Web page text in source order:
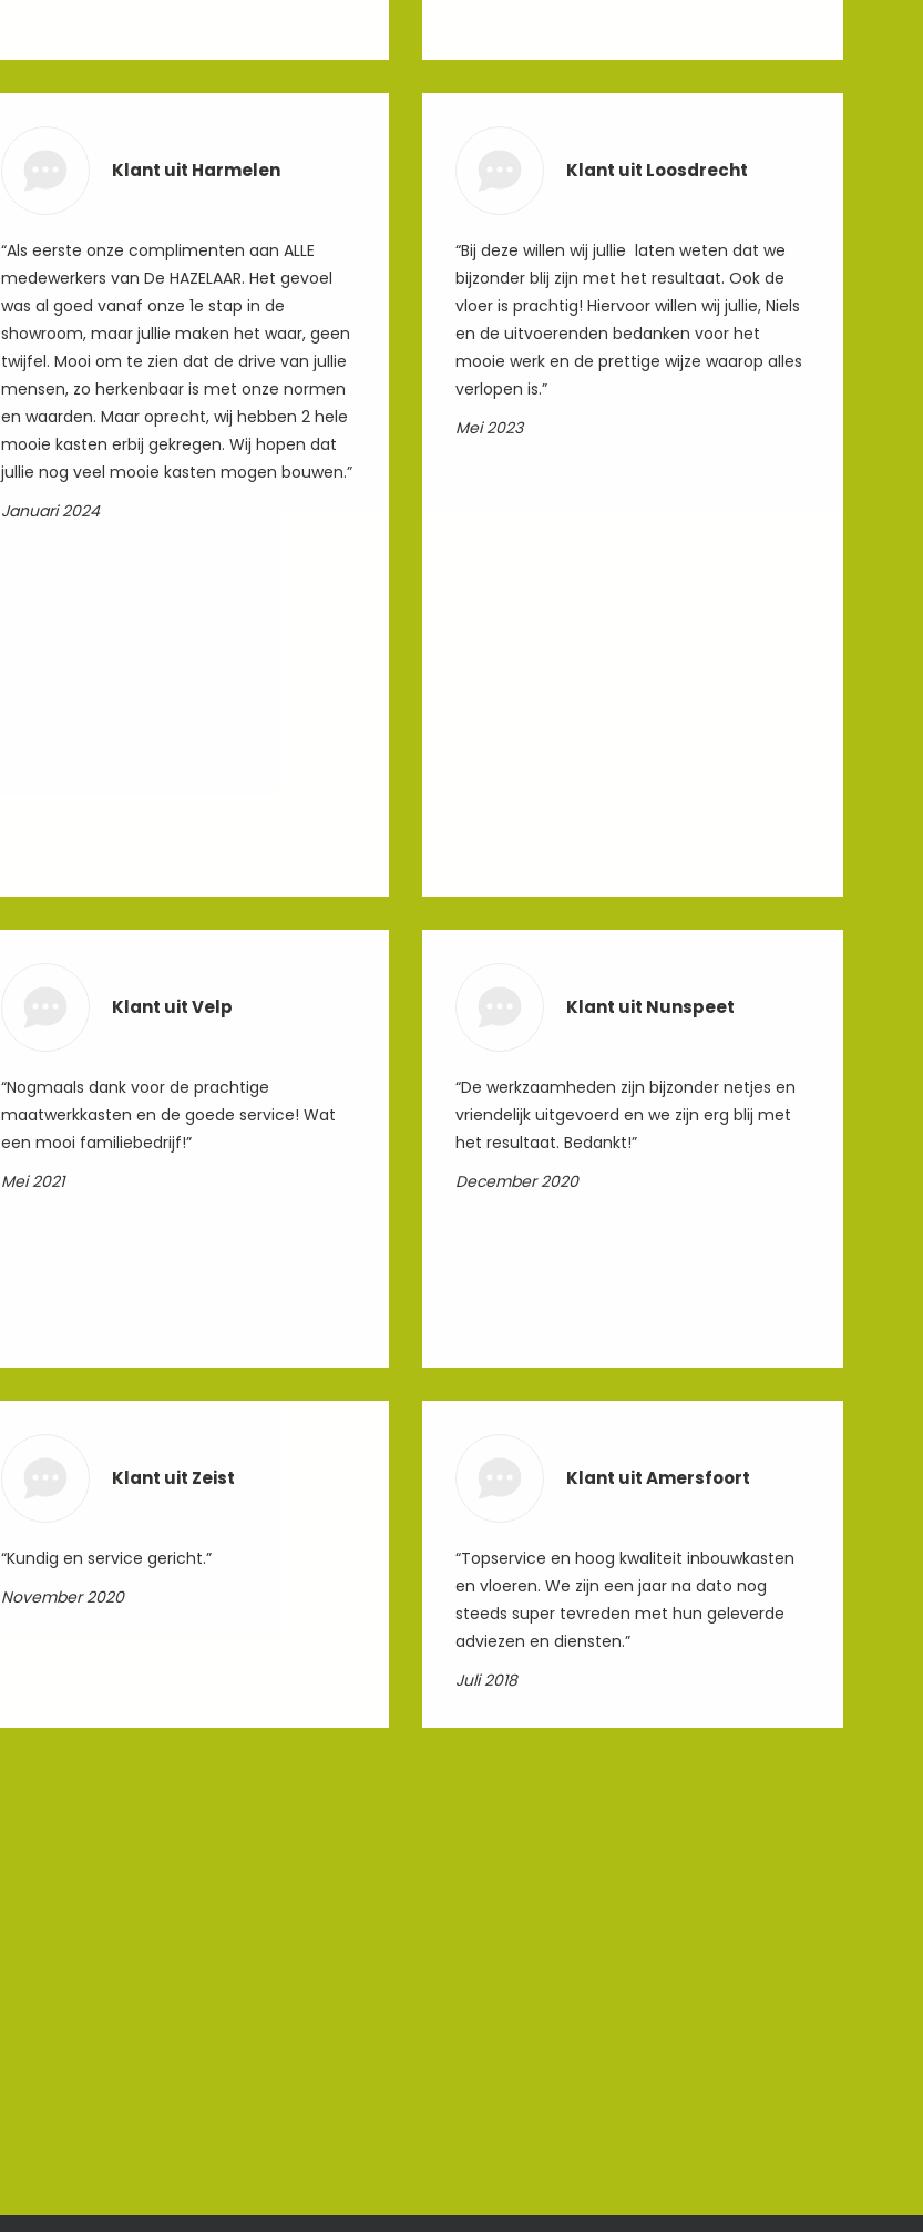
Klant uit Harmelen
“Als eerste onze complimenten aan ALLE
medewerkers van De HAZELAAR. Het gevoel
was al goed vanaf onze 1e stap in de
showroom, maar jullie maken het waar, geen
twijfel. Mooi om te zien dat de drive van jullie
mensen, zo herkenbaar is met onze normen
en waarden. Maar oprecht, wij hebben 2 hele
mooie kasten erbij gekregen. Wij hopen dat
jullie nog veel mooie kasten mogen bouwen.”
Januari 2024
Klant uit Loosdrecht
“Bij deze willen wij jullie laten weten dat we
bijzonder blij zijn met het resultaat. Ook de
vloer is prachtig! Hiervoor willen wij jullie, Niels
en de uitvoerenden bedanken voor het
mooie werk en de prettige wijze waarop alles
verlopen is.”
Mei 2023
Klant uit Velp
“Nogmaals dank voor de prachtige
maatwerkkasten en de goede service! Wat
een mooi familiebedrijf!”
Mei 2021
Klant uit Nunspeet
“De werkzaamheden zijn bijzonder netjes en
vriendelijk uitgevoerd en we zijn erg blij met
het resultaat. Bedankt!”
December 2020
Klant uit Zeist
“Kundig en service gericht.”
November 2020
Klant uit Amersfoort
“Topservice en hoog kwaliteit inbouwkasten
en vloeren. We zijn een jaar na dato nog
steeds super tevreden met hun geleverde
adviezen en diensten.”
Juli 2018